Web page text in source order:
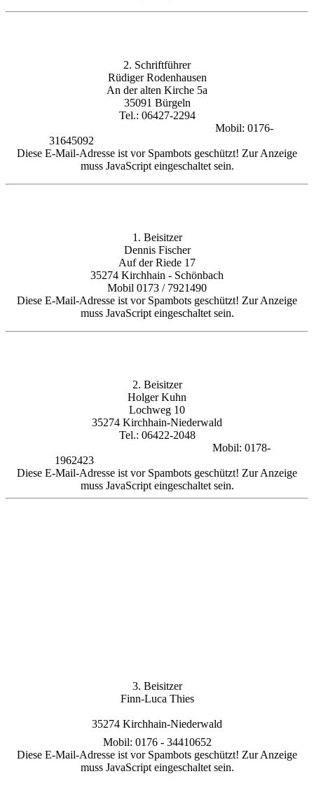
2. Schriftführer
Rüdiger Rodenhausen
An der alten Kirche 5a
35091 Bürgeln
Tel.: 06427-2294
Mobil: 0176-
31645092
Diese E-Mail-Adresse ist vor Spambots geschützt! Zur Anzeige
muss JavaScript eingeschaltet sein.
1. Beisitzer
Dennis Fischer
Auf der Riede 17
35274 Kirchhain - Schönbach
Mobil 0173 / 7921490
Diese E-Mail-Adresse ist vor Spambots geschützt! Zur Anzeige
muss JavaScript eingeschaltet sein.
2. Beisitzer
Holger Kuhn
Lochweg 10
35274 Kirchhain-Niederwald
Tel.: 06422-2048
Mobil: 0178-
1962423
Diese E-Mail-Adresse ist vor Spambots geschützt! Zur Anzeige
muss JavaScript eingeschaltet sein.
3. Beisitzer
Finn-Luca Thies
35274 Kirchhain-Niederwald
Mobil: 0176 - 34410652
Diese E-Mail-Adresse ist vor Spambots geschützt! Zur Anzeige
muss JavaScript eingeschaltet sein.